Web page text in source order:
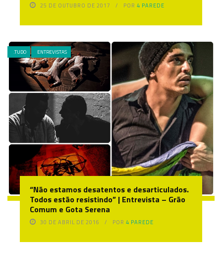
25 DE OUTUBRO DE 2017 POR4 PAREDE
.TUDO ENTREVISTAS
“Não estamos desatentos e desarticulados.
Todos estão resistindo” | Entrevista – Grão
Comum e Gota Serena
30 DE ABRIL DE 2016 POR4 PAREDE